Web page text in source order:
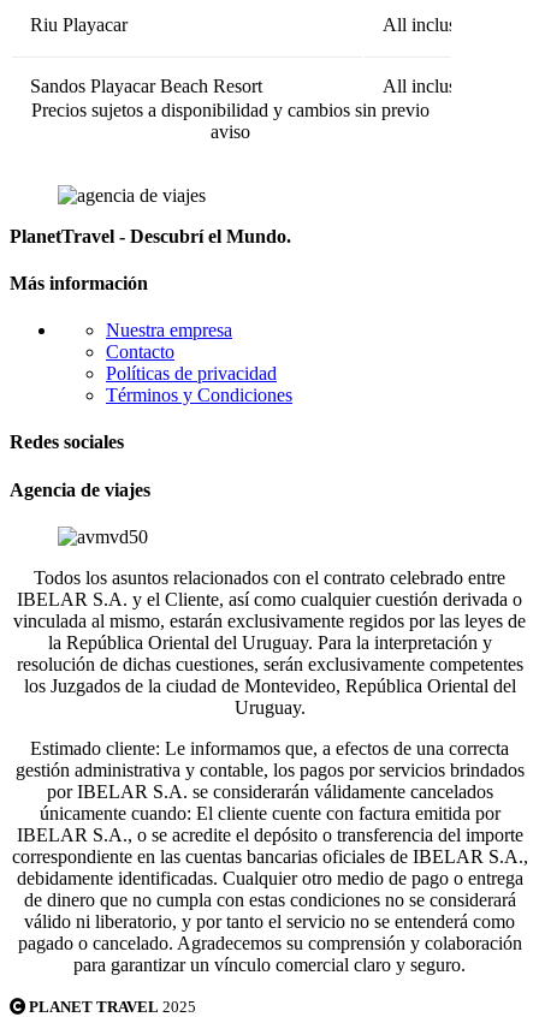
Riu Playacar All inclusive
Sandos Playacar Beach Resort
All inclusive
Precios sujetos a disponibilidad y cambios sin previo
aviso
PlanetTravel - Descubrí el Mundo.
Más información
Nuestra empresa
Contacto
Políticas de privacidad
Términos y Condiciones
Redes sociales
Agencia de viajes
Todos los asuntos relacionados con el contrato celebrado entre
IBELAR S.A. y el Cliente, así como cualquier cuestión derivada o
vinculada al mismo, estarán exclusivamente regidos por las leyes de
la República Oriental del Uruguay. Para la interpretación y
resolución de dichas cuestiones, serán exclusivamente competentes
los Juzgados de la ciudad de Montevideo, República Oriental del
Uruguay.
Estimado cliente: Le informamos que, a efectos de una correcta
gestión administrativa y contable, los pagos por servicios brindados
por IBELAR S.A. se considerarán válidamente cancelados
únicamente cuando: El cliente cuente con factura emitida por
IBELAR S.A., o se acredite el depósito o transferencia del importe
correspondiente en las cuentas bancarias oficiales de IBELAR S.A.,
debidamente identificadas. Cualquier otro medio de pago o entrega
de dinero que no cumpla con estas condiciones no se considerará
válido ni liberatorio, y por tanto el servicio no se entenderá como
pagado o cancelado. Agradecemos su comprensión y colaboración
para garantizar un vínculo comercial claro y seguro.
PLANET TRAVEL 2025